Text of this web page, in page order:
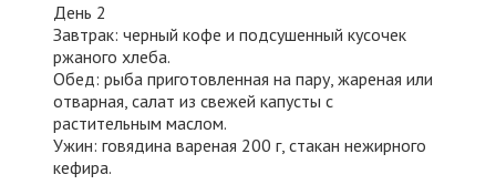
День 2
Завтрак: черный кофе и подсушенный кусочек
ржаного хлеба.
Обед: рыба приготовленная на пару, жареная или
отварная, салат из свежей капусты с
растительным маслом.
Ужин: говядина вареная 200 г, стакан нежирного
кефира.